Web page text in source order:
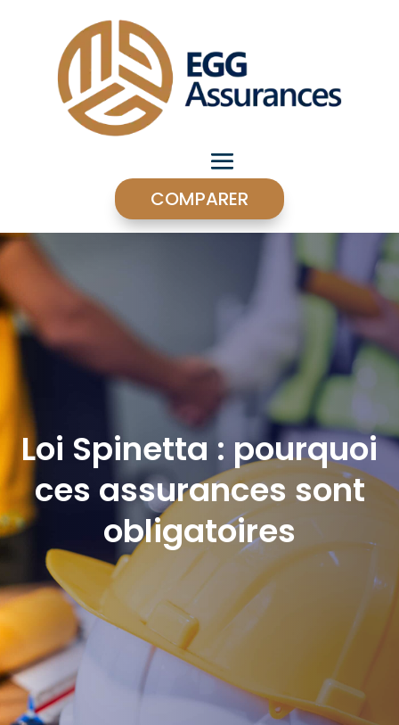
COMPARER
Loi Spinetta : pourquoi
ces assurances sont
obligatoires